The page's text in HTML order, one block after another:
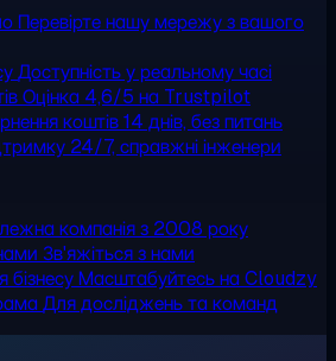
Перевірте нашу мережу з вашого
Доступність у реальному часі
Оцінка 4,6/5 на Trustpilot
коштів14 днів, без питань
24/7, справжні інженери
компанія з 2008 року
Зв'яжіться з нами
Масштабуйтесь на Cloudzy
Для досліджень та команд